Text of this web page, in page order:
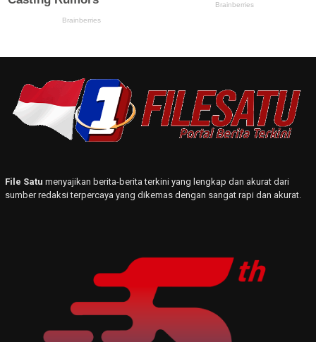
File Satu menyajikan berita-berita terkini yang lengkap dan akurat dari
sumber redaksi terpercaya yang dikemas dengan sangat rapi dan akurat.